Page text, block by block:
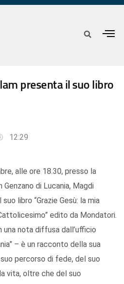
presenta il suo libro
12:29
alle ore 18.30, presso la
Genzano di Lucania, Magdi
libro “Grazie Gesù: la mia
edito da Mondatori.
una nota diffusa dall’ufficio
– è un racconto della sua
percorso di fede, del suo
vita, oltre che del suo